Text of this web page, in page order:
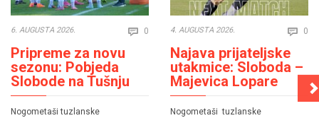
6. AUGUSTA 2026.  0 Comments
Pripreme za novu
sezonu: Pobjeda
Slobode na Tušnju
Nogometaši tuzlanske
4. AUGUSTA 2026.  0
Najava prijateljske
utakmice: Sloboda –
Majevica Lopare
Nogometaši tuzlanske